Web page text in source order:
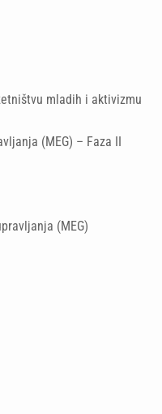
mladih i aktivizmu
(MEG) – Faza II
(MEG)